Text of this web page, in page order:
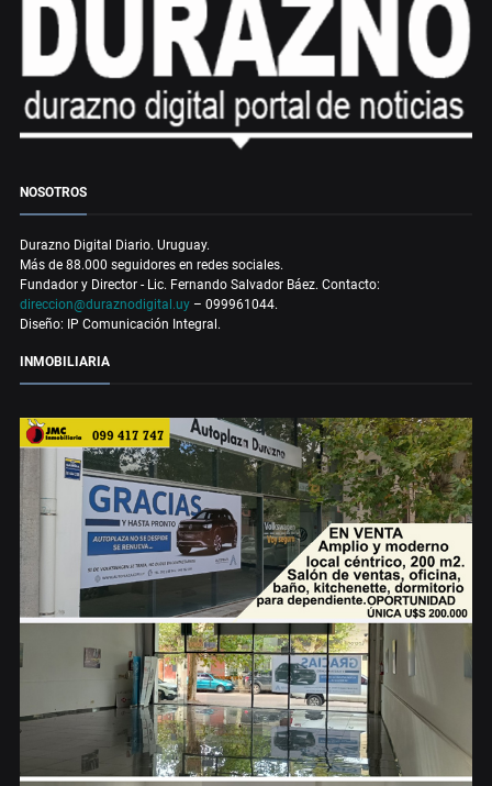
NOSOTROS
Durazno Digital Diario. Uruguay.
Más de 88.000 seguidores en redes sociales.
Fundador y Director - Lic. Fernando Salvador Báez. Contacto:
direccion@duraznodigital.uy – 099961044.
Diseño: IP Comunicación Integral.
INMOBILIARIA